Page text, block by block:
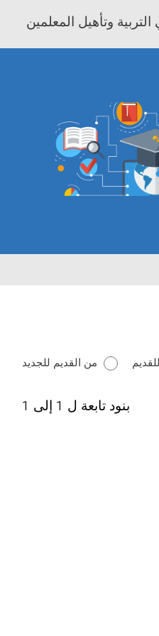
وتأهيل المعلمين
من القديم للجديد
بنود تابعة ل 1 إلى 1